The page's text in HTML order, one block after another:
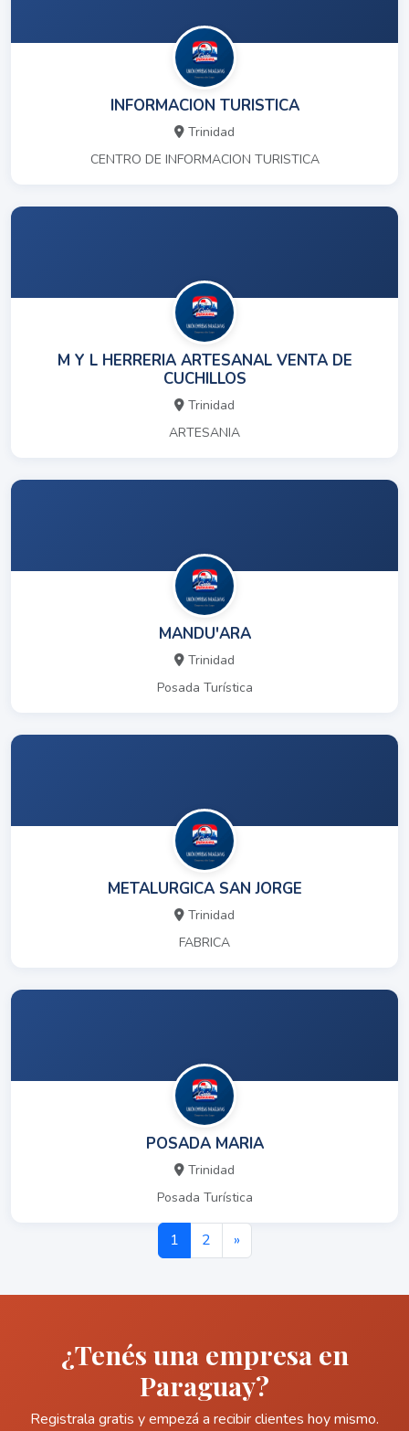
INFORMACION TURISTICA
Trinidad
CENTRO DE INFORMACION TURISTICA
M Y L HERRERIA ARTESANAL VENTA DE
CUCHILLOS
Trinidad
ARTESANIA
MANDU'ARA
Trinidad
Posada Turística
METALURGICA SAN JORGE
Trinidad
FABRICA
POSADA MARIA
Trinidad
Posada Turística
1 2 »
¿Tenés una empresa en
Paraguay?
Registrala gratis y empezá a recibir clientes hoy mismo.